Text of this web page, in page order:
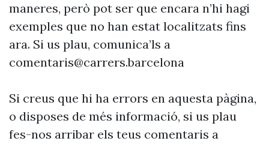
maneres, però pot ser que encara n’hi hagi
exemples que no han estat localitzats fins
ara. Si us plau, comunica’ls a
comentaris@carrers.barcelona
Si creus que hi ha errors en aquesta pàgina,
o disposes de més informació, si us plau
fes-nos arribar els teus comentaris a